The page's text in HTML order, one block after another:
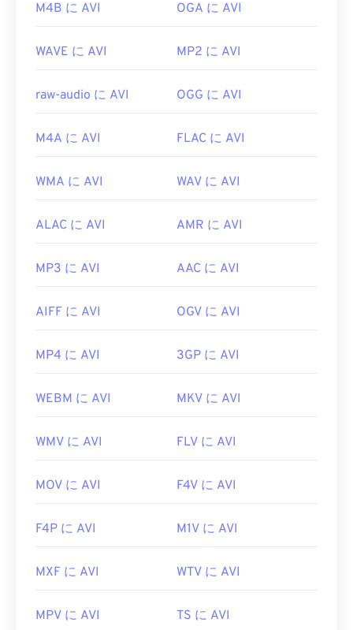
https://en.wikipedia.org/wiki/Xvid
https://en.wikipedia.org/wiki/Audio_Video_Interleave
M4B に AVI OGA に AVI
WAVE に AVI MP2 に AVI
raw-audio に AVI OGG に AVI
M4A に AVI FLAC に AVI
WMA に AVI WAV に AVI
ALAC に AVI AMR に AVI
MP3 に AVI AAC に AVI
AIFF に AVI OGV に AVI
MP4 に AVI 3GP に AVI
WEBM に AVI MKV に AVI
WMV に AVI FLV に AVI
MOV に AVI F4V に AVI
F4P に AVI M1V に AVI
MXF に AVI WTV に AVI
MPV に AVI TS に AVI